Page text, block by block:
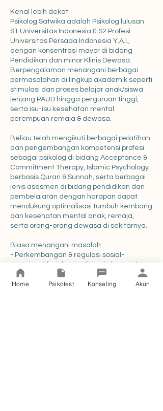
Kenal lebih dekat:
Psikolog Satwika adalah Psikolog lulusan
S1 Universitas Indonesia & S2 Profesi
Universitas Persada Indonesia Y.A.I.,
dengan konsentrasi mayor di bidang
Pendidikan dan minor Klinis Dewasa.
Berpengalaman menangani berbagai
permasalahan di lingkup akademik seperti
stimulasi dan proses belajar anak/siswa
jenjang PAUD hingga perguruan tinggi,
serta isu-isu kesehatan mental
perempuan remaja & dewasa.
Beliau telah mengikuti berbagai pelatihan
dan pengembangan kompetensi profesi
sebagai psikolog di bidang Acceptance &
Commitment Therapy, Islamic Psychology
berbasis Quran & Sunnah, serta berbagai
jenis asesmen di bidang pendidikan dan
pembelajaran dengan harapan dapat
mendukung optimalisasi tumbuh kembang
dan kesehatan mental anak, remaja,
serta orang-orang dewasa di sekitarnya.
Biasa menangani masalah:
- Perkembangan & regulasi sosial-
emosional (anak usia dini s.d. dewasa)
- Parenting
- Tumbuh kembang anak
Home Psikotest Konseling Akun